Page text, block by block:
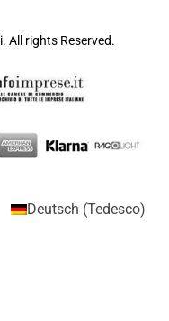
All rights Reserved.
Deutsch (Tedesco)